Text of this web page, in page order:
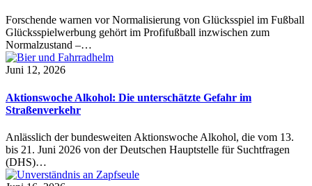
Forschende warnen vor Normalisierung von Glücksspiel im Fußball
Glücksspielwerbung gehört im Profifußball inzwischen zum
Normalzustand –…
Juni 12, 2026
Aktionswoche Alkohol: Die unterschätzte Gefahr im
Straßenverkehr
Anlässlich der bundesweiten Aktionswoche Alkohol, die vom 13.
bis 21. Juni 2026 von der Deutschen Hauptstelle für Suchtfragen
(DHS)…